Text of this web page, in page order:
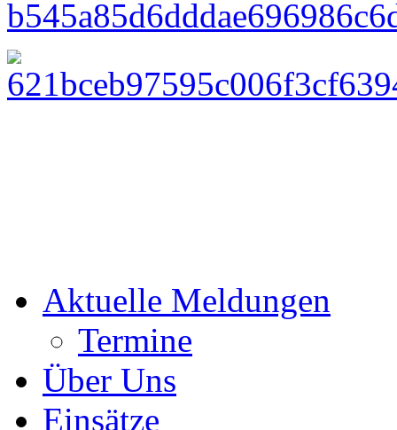
Aktuelle Meldungen
Termine
Über Uns
Einsätze